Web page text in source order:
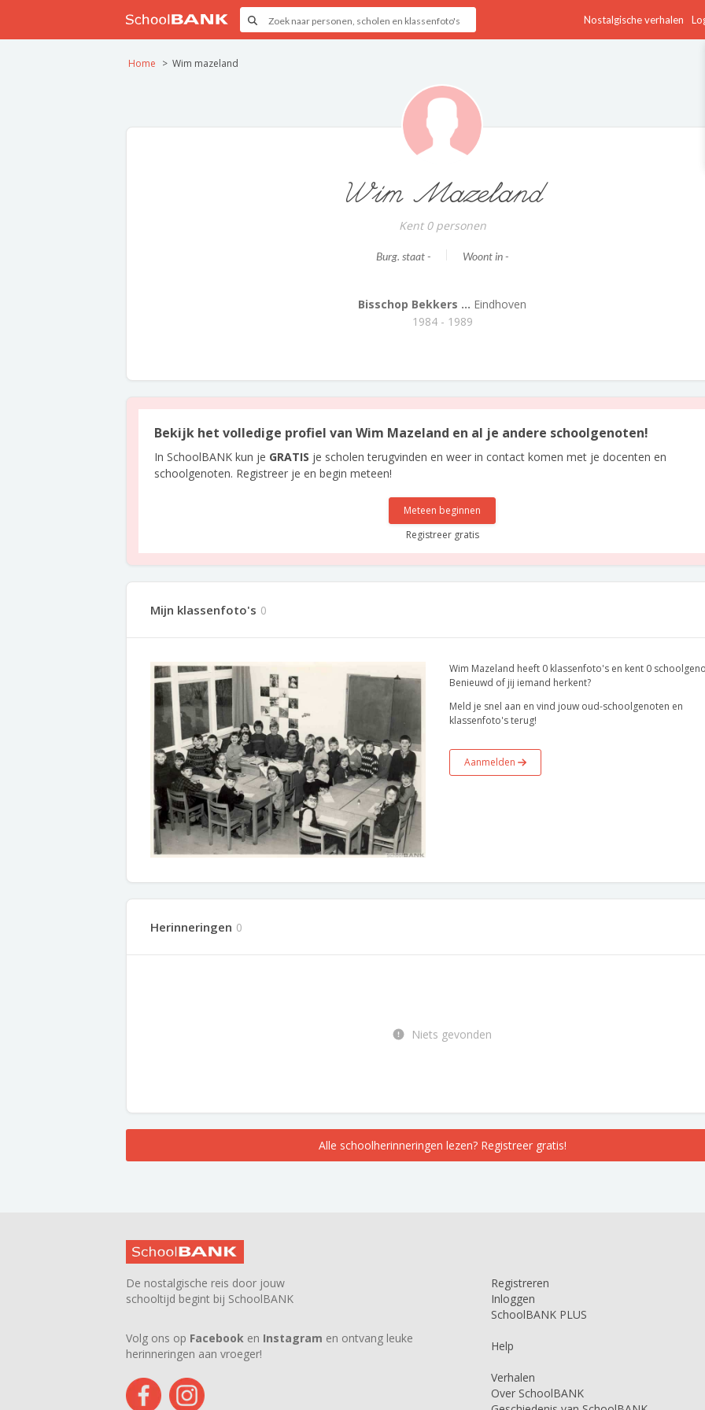
Nostalgische verhalen
Home Wim mazeland
Wim Mazeland
Kent 0 personen
Burg. staat - Woont in -
Bisschop Bekkers ... Eindhoven
1984 - 1989
Bekijk het volledige profiel van Wim Mazeland en al je andere schoolgenoten!
In SchoolBANK kun je GRATIS je scholen terugvinden en weer in contact komen met je docenten en
schoolgenoten. Registreer je en begin meteen!
Meteen beginnen
Registreer gratis
Mijn klassenfoto's 0
Wim Mazeland heeft 0 klassenfoto's en kent 0
Benieuwd of jij iemand herkent?
Meld je snel aan en vind jouw oud-schoolgenoten en
klassenfoto's terug!
Aanmelden
Herinneringen 0
Niets gevonden
Alle schoolherinneringen lezen? Registreer gratis!
De nostalgische reis door jouw
schooltijd begint bij SchoolBANK
Volg ons op Facebook en Instagram en ontvang leuke
herinneringen aan vroeger!
Registreren
Inloggen
SchoolBANK PLUS
Help
Verhalen
Over SchoolBANK